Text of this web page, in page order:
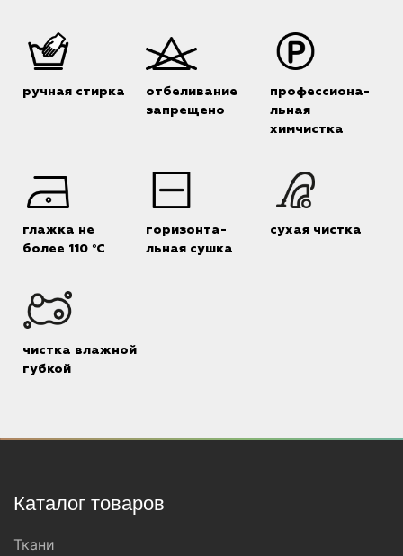
ручная стирка
отбеливание
запрещено
профессиона-
льная
химчистка
глажка не
более 110 °C
горизонта-
льная сушка
сухая чистка
чистка влажной
губкой
Каталог товаров
Ткани